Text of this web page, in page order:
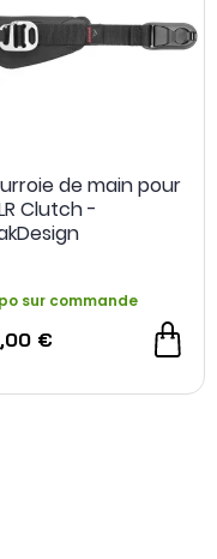
de main pour
Clutch -
sur commande
€